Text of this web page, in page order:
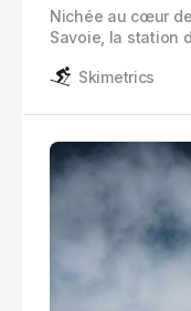
Nichée au cœur
Savoie, la station
mètres d’altitude.
offrant une
d’hiver.
Skimetrics